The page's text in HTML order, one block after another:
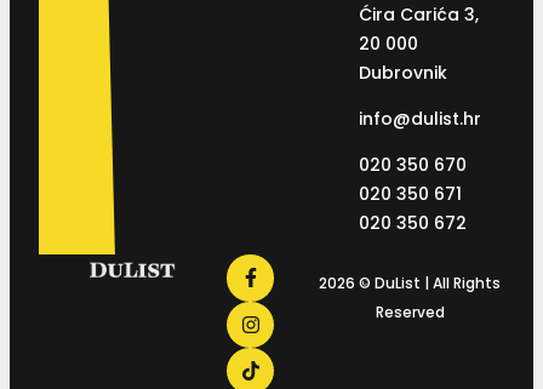
Ćira Carića 3,
20 000
Dubrovnik
info@dulist.hr
020 350 670
020 350 671
020 350 672
2026 © DuList | All Rights
Reserved